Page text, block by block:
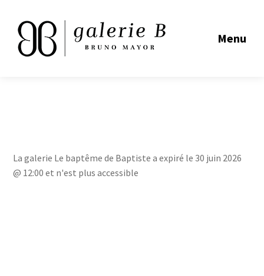
Menu
La galerie Le baptême de Baptiste a expiré le 30 juin 2026
@ 12:00 et n'est plus accessible